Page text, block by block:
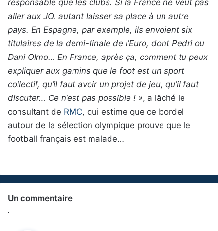
responsable que les clubs. Si la France ne veut pas
aller aux JO, autant laisser sa place à un autre
pays. En Espagne, par exemple, ils envoient six
titulaires de la demi-finale de l’Euro, dont Pedri ou
Dani Olmo… En France, après ça, comment tu peux
expliquer aux gamins que le foot est un sport
collectif, qu’il faut avoir un projet de jeu, qu’il faut
discuter… Ce n’est pas possible ! », a lâché le
consultant de RMC, qui estime que ce bordel
autour de la sélection olympique prouve que le
football français est malade…
Un commentaire